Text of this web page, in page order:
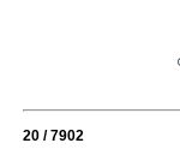
20 / 7902